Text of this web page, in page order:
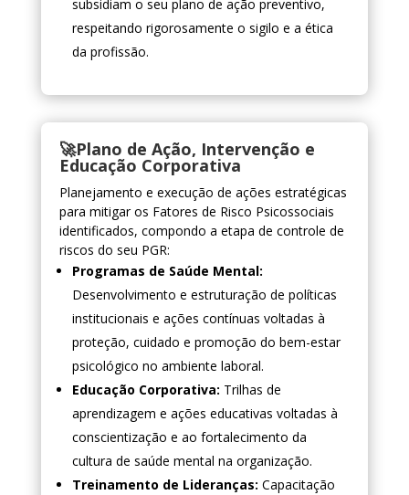
subsidiam o seu plano de ação preventivo,
respeitando rigorosamente o sigilo e a ética
da profissão.
🚀Plano de Ação, Intervenção e
Educação Corporativa
Planejamento e execução de ações estratégicas
para mitigar os Fatores de Risco Psicossociais
identificados, compondo a etapa de controle de
riscos do seu PGR:
Programas de Saúde Mental:
Desenvolvimento e estruturação de políticas
institucionais e ações contínuas voltadas à
proteção, cuidado e promoção do bem-estar
psicológico no ambiente laboral.
Educação Corporativa: Trilhas de
aprendizagem e ações educativas voltadas à
conscientização e ao fortalecimento da
cultura de saúde mental na organização.
Treinamento de Lideranças: Capacitação